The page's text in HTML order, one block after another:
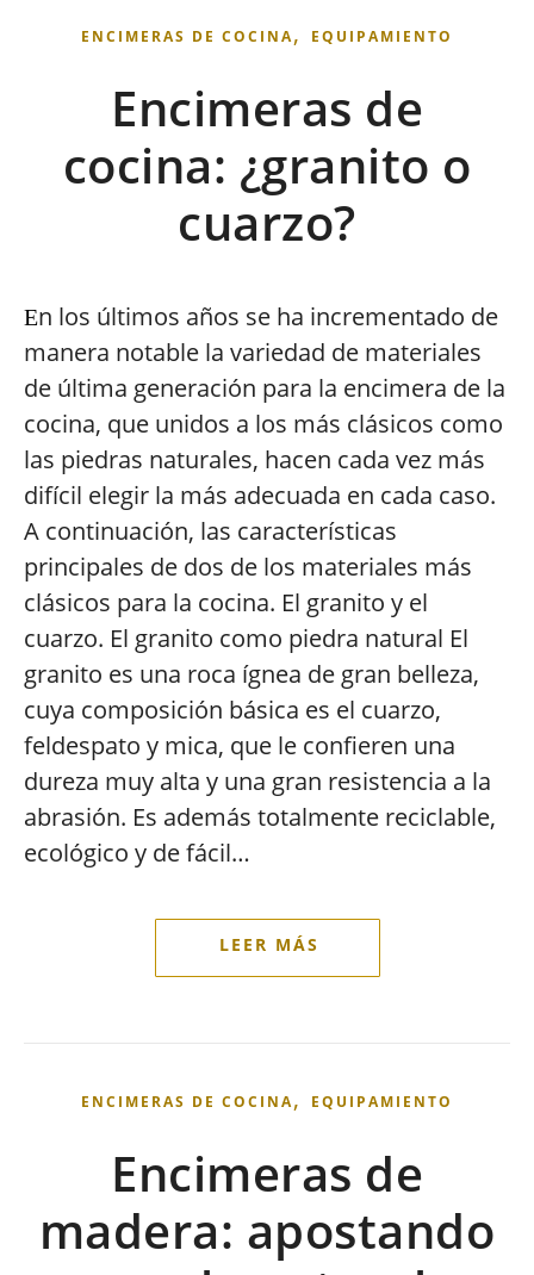
ENCIMERAS DE COCINA, EQUIPAMIENTO
Encimeras de
cocina: ¿granito o
cuarzo?
En los últimos años se ha incrementado de
manera notable la variedad de materiales
de última generación para la encimera de la
cocina, que unidos a los más clásicos como
las piedras naturales, hacen cada vez más
difícil elegir la más adecuada en cada caso.
A continuación, las características
principales de dos de los materiales más
clásicos para la cocina. El granito y el
cuarzo. El granito como piedra natural El
granito es una roca ígnea de gran belleza,
cuya composición básica es el cuarzo,
feldespato y mica, que le confieren una
dureza muy alta y una gran resistencia a la
abrasión. Es además totalmente reciclable,
ecológico y de fácil…
ENCIMERAS DE COCINA, EQUIPAMIENTO
Encimeras de
madera: apostando